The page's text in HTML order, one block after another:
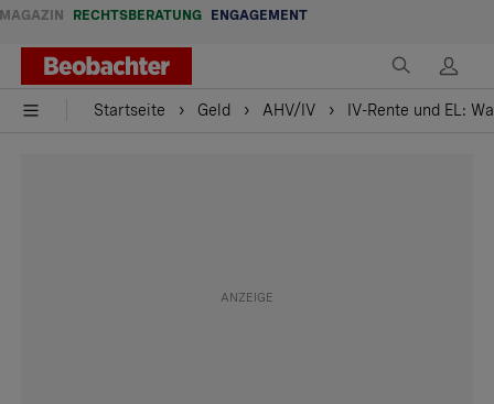
MAGAZIN RECHTSBERATUNG ENGAGEMENT
Startseite Geld AHV/IV IV-Rente und EL: